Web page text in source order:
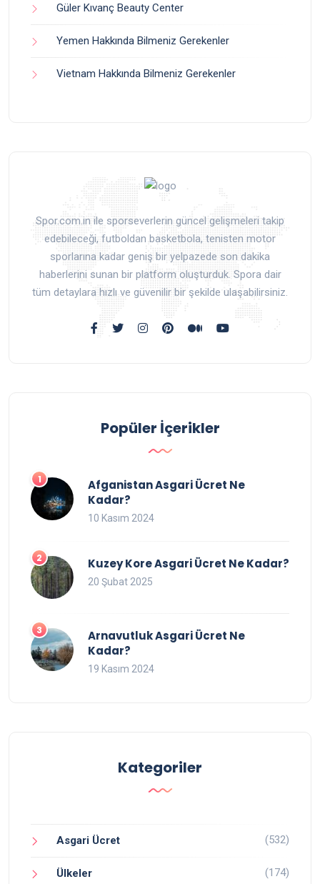
Güler Kıvanç Beauty Center
Yemen Hakkında Bilmeniz Gerekenler
Vietnam Hakkında Bilmeniz Gerekenler
Spor.com.in ile sporseverlerin güncel gelişmeleri takip
edebileceği, futboldan basketbola, tenisten motor
sporlarına kadar geniş bir yelpazede son dakika
haberlerini sunan bir platform oluşturduk. Spora dair
tüm detaylara hızlı ve güvenilir bir şekilde ulaşabilirsiniz.
Popüler İçerikler
Afganistan Asgari Ücret Ne
Kadar?
10 Kasım 2024
Kuzey Kore Asgari Ücret Ne Kadar?
20 Şubat 2025
Arnavutluk Asgari Ücret Ne
Kadar?
19 Kasım 2024
Kategoriler
Asgari Ücret (532)
Ülkeler (174)